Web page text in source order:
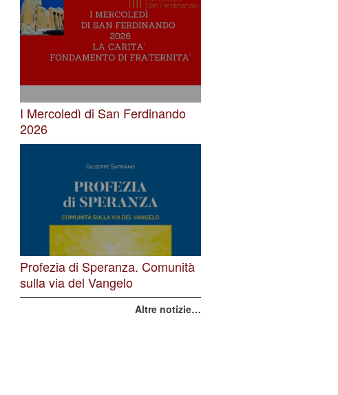
I Mercoledì di San Ferdinando
2026
Profezia di Speranza. Comunità
sulla via del Vangelo
Altre notizie…